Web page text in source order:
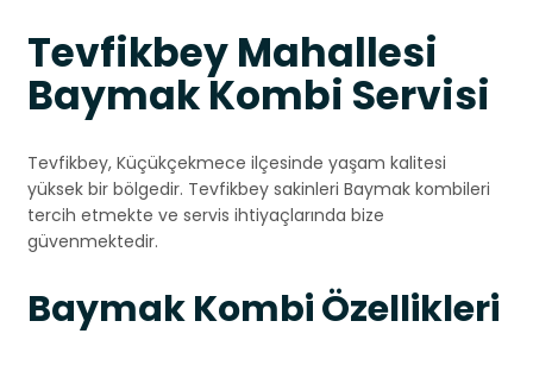
Tevfikbey Mahallesi
Baymak Kombi Servisi
Tevfikbey, Küçükçekmece ilçesinde yaşam kalitesi
yüksek bir bölgedir. Tevfikbey sakinleri Baymak kombileri
tercih etmekte ve servis ihtiyaçlarında bize
güvenmektedir.
Baymak Kombi Özellikleri